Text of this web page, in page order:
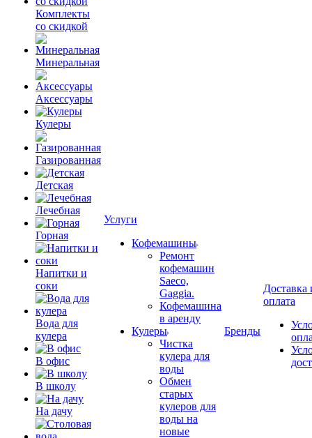
Комплекты
со скидкой
Минеральная
Аксессуары
Кулеры
Газированная
Детская
Лечебная
Горная
Напитки и
соки
Вода для
кулера
В офис
В школу
На дачу
Услуги
Кофемашины
Ремонт
кофемашин
Saeco,
Gaggia.
Кофемашина
в аренду
Кулеры
Чистка
кулера для
воды
Обмен
старых
кулеров для
воды на
новые
Бренды
Доставка
оплата